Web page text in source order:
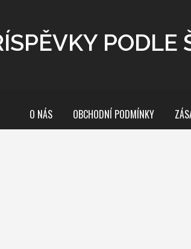
PODLE
O NÁS OBCHODNÍ PODMÍNKY